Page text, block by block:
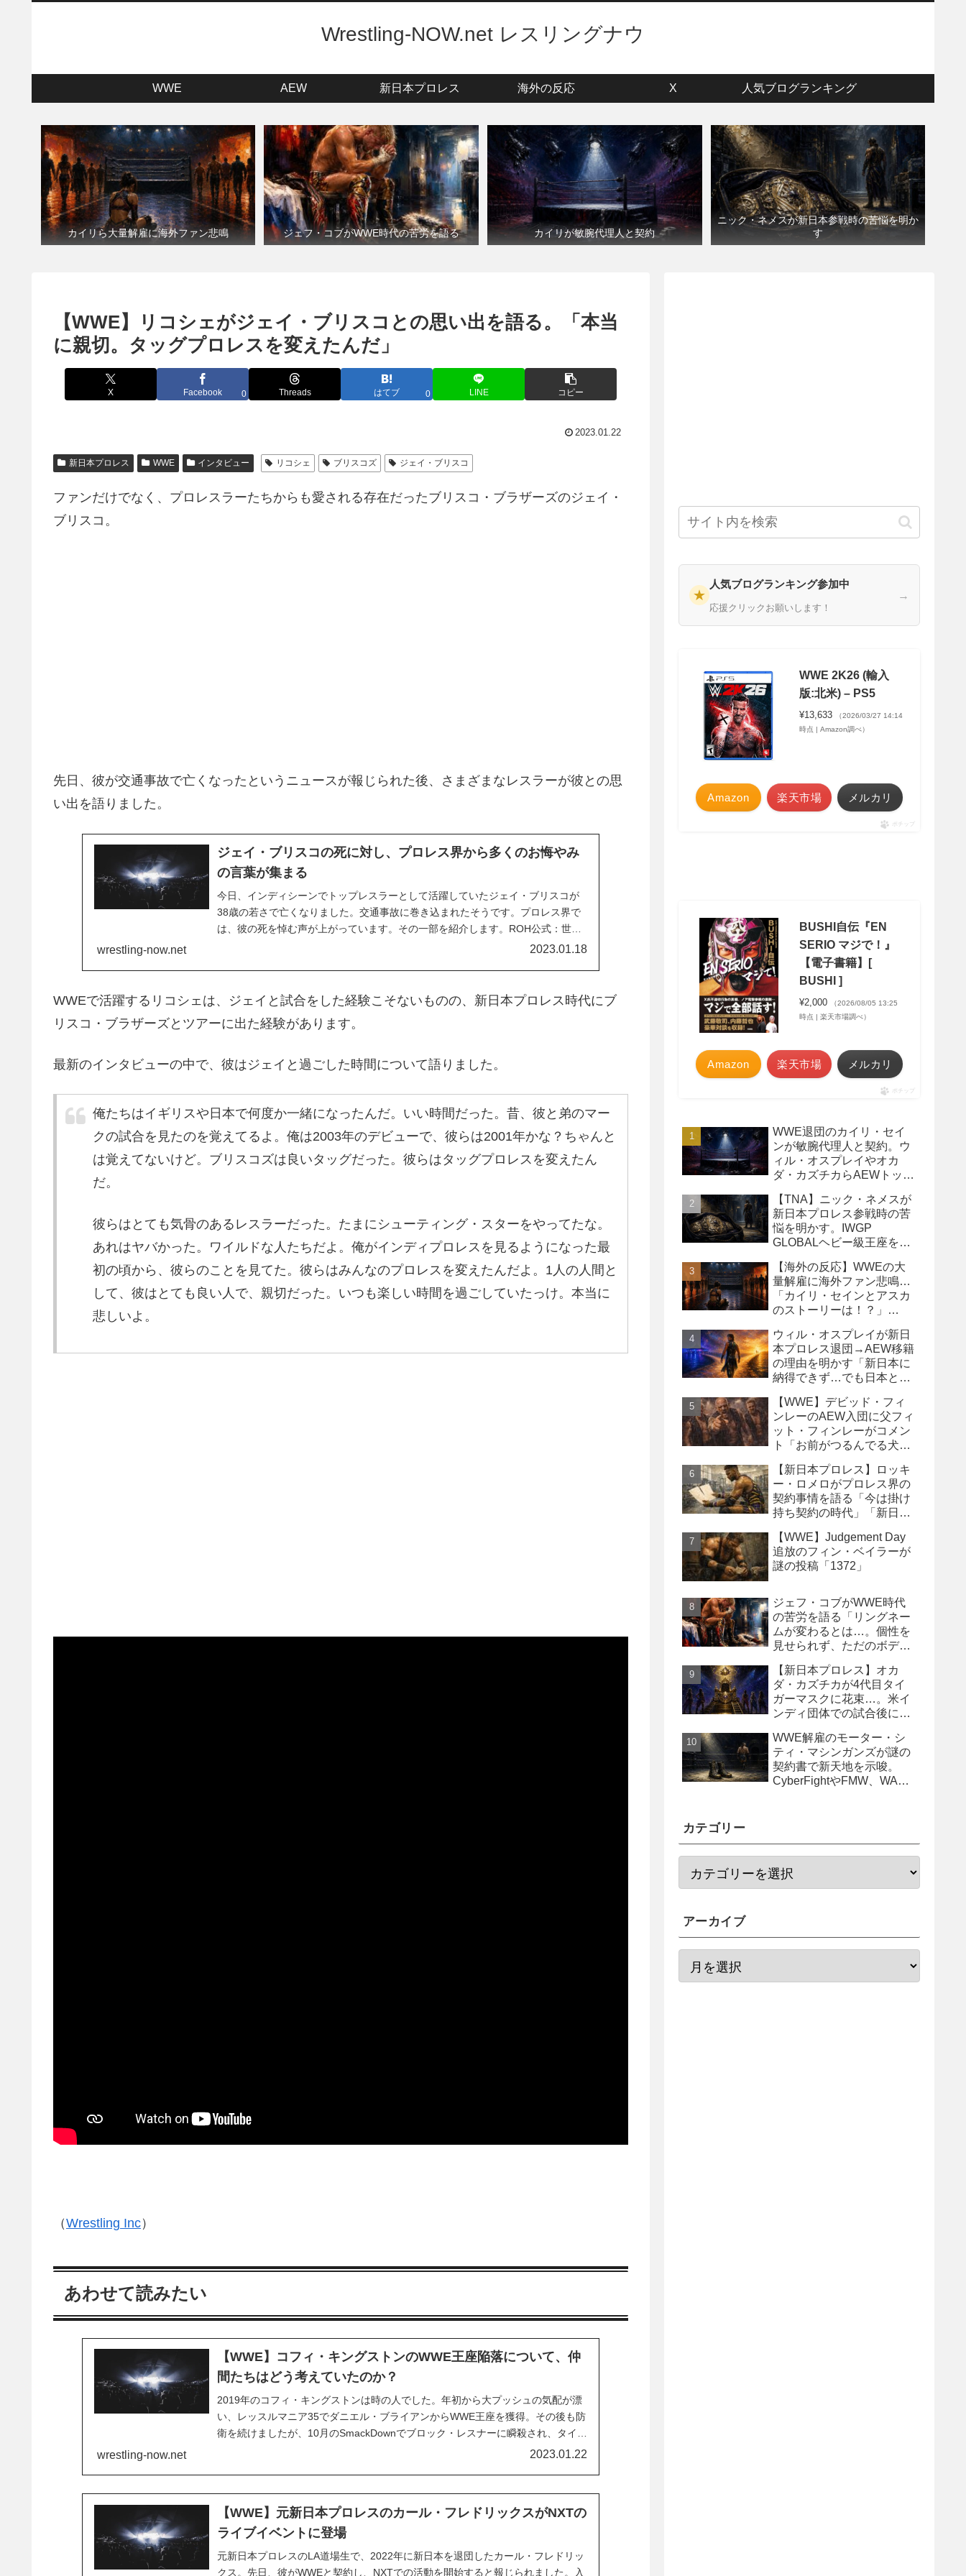
Wrestling-NOW.net レスリングナウ
WWE AEW 新日本プロレス 海外の反応 X 人気ブログランキング
カイリら大量解雇に海外ファン悲鳴 ジェフ・コブがWWE時代の苦労を語る カイリが敏腕代理人と契約
ニック・ネメスが新日本参戦時の苦悩を明か
す
【WWE】リコシェがジェイ・ブリスコとの思い出を語る。「本当
に親切。タッグプロレスを変えたんだ」
X Facebook 0 Threads はてブ 0 LINE コピー
2023.01.22
新日本プロレス WWE インタビュー リコシェ ブリスコズ ジェイ・ブリスコ
ファンだけでなく、プロレスラーたちからも愛される存在だったブリスコ・ブラザーズのジェイ・
ブリスコ。
先日、彼が交通事故で亡くなったというニュースが報じられた後、さまざまなレスラーが彼との思
い出を語りました。
ジェイ・ブリスコの死に対し、プロレス界から多くのお悔やみ
の言葉が集まる
今日、インディシーンでトップレスラーとして活躍していたジェイ・ブリスコが
38歳の若さで亡くなりました。交通事故に巻き込まれたそうです。プロレス界で
は、彼の死を悼む声が上がっています。その一部を紹介します。ROH公式：世界
中のプロレスファンからジェイ・ブリスコのリングネームで知られているジャミ
wrestling-now.net 2023.01.18
WWEで活躍するリコシェは、ジェイと試合をした経験こそないものの、新日本プロレス時代にブ
リスコ・ブラザーズとツアーに出た経験があります。
最新のインタビューの中で、彼はジェイと過ごした時間について語りました。
俺たちはイギリスや日本で何度か一緒になったんだ。いい時間だった。昔、彼と弟のマー
クの試合を見たのを覚えてるよ。俺は2003年のデビューで、彼らは2001年かな？ちゃんと
は覚えてないけど。ブリスコズは良いタッグだった。彼らはタッグプロレスを変えたん
だ。
彼らはとても気骨のあるレスラーだった。たまにシューティング・スターをやってたな。
あれはヤバかった。ワイルドな人たちだよ。俺がインディプロレスを見るようになった最
初の頃から、彼らのことを見てた。彼らはみんなのプロレスを変えたんだよ。1人の人間と
して、彼はとても良い人で、親切だった。いつも楽しい時間を過ごしていたっけ。本当に
悲しいよ。
（Wrestling Inc）
あわせて読みたい
【WWE】コフィ・キングストンのWWE王座陥落について、仲
間たちはどう考えていたのか？
2019年のコフィ・キングストンは時の人でした。年初から大プッシュの気配が漂
い、レッスルマニア35でダニエル・ブライアンからWWE王座を獲得。その後も防
衛を続けましたが、10月のSmackDownでブロック・レスナーに瞬殺され、タイト
ルを失いました。涙のタイトル獲得から防衛失敗まで、王座の保持期間は約半
wrestling-now.net 2023.01.22
【WWE】元新日本プロレスのカール・フレドリックスがNXTの
ライブイベントに登場
元新日本プロレスのLA道場生で、2022年に新日本を退団したカール・フレドリッ
クス。先日、彼がWWEと契約し、NXTでの活動を開始すると報じられました。入
★
人気ブログランキング参加中
応援クリックお願いします！
→
WWE 2K26 (輸入
版:北米) – PS5
¥13,633
（2026/03/27 14:14
時点 | Amazon調べ）
Amazon 楽天市場 メルカリ
ポチップ
BUSHI自伝『EN
SERIO マジで！』
【電子書籍】[
BUSHI ]
¥2,000
（2026/08/05 13:25
時点 | 楽天市場調べ）
Amazon 楽天市場 メルカリ
ポチップ
WWE退団のカイリ・セイ
ンが敏腕代理人と契約。ウ
ィル・オスプレイやオカ
ダ・カズチカらAEWトップ
【TNA】ニック・ネメスが
新日本プロレス参戦時の苦
悩を明かす。IWGP
GLOBALヘビー級王座を
挫
【海外の反応】WWEの大
量解雇に海外ファン悲鳴…
「カイリ・セインとアスカ
のストーリーは！？」
の犠牲になった」
ウィル・オスプレイが新日
本プロレス退団→AEW移籍
の理由を明かす「新日本に
納得できず…でも日本との
【WWE】デビッド・フィ
ンレーのAEW入団に父フィ
ット・フィンレーがコメン
ト「お前がつるんでる犬連
【新日本プロレス】ロッキ
ー・ロメロがプロレス界の
契約事情を語る「今は掛け
持ち契約の時代」「新日本
るべき」
【WWE】Judgement Day
追放のフィン・ベイラーが
謎の投稿「1372」
ジェフ・コブがWWE時代
の苦労を語る「リングネー
ムが変わるとは…。個性を
見せられず、ただのボディ
【新日本プロレス】オカ
ダ・カズチカが4代目タイ
ガーマスクに花束…。米イ
ンディ団体での試合後にサ
WWE解雇のモーター・シ
ティ・マシンガンズが謎の
契約書で新天地を示唆。
CyberFightやFMW、WAR
カテゴリー
アーカイブ